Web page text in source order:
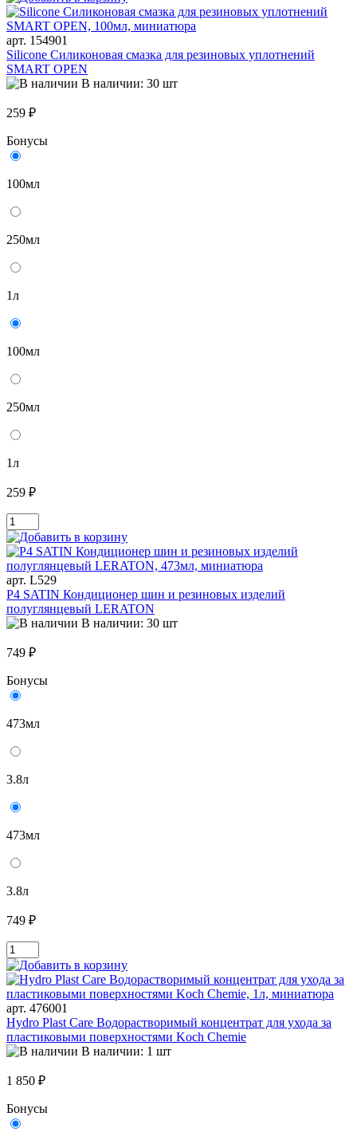
арт. 154901
Silicone Силиконовая смазка для резиновых уплотнений
SMART OPEN
В наличии: 30 шт
259 ₽
Бонусы
100мл
250мл
1л
100мл
250мл
1л
259 ₽
арт. L529
P4 SATIN Кондиционер шин и резиновых изделий
полуглянцевый LERATON
В наличии: 30 шт
749 ₽
Бонусы
473мл
3.8л
473мл
3.8л
749 ₽
арт. 476001
Hydro Plast Care Водорастворимый концентрат для ухода за
пластиковыми поверхностями Koch Chemie
В наличии: 1 шт
1 850 ₽
Бонусы